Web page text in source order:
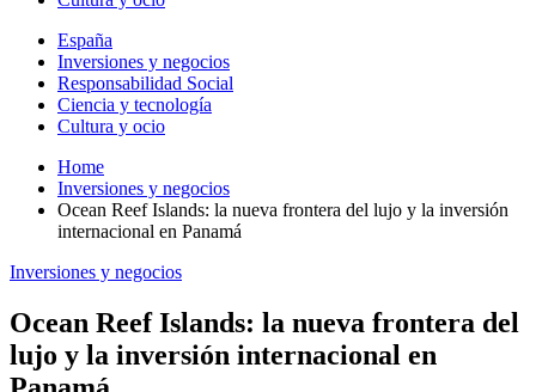
España
Inversiones y negocios
Responsabilidad Social
Ciencia y tecnología
Cultura y ocio
Home
Inversiones y negocios
Ocean Reef Islands: la nueva frontera del lujo y la inversión
internacional en Panamá
Inversiones y negocios
Ocean Reef Islands: la nueva frontera del
lujo y la inversión internacional en